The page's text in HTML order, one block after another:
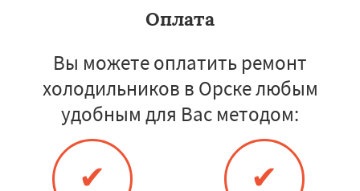
Оплата
Вы можете оплатить ремонт
холодильников в Орске любым
удобным для Вас методом:
✔ ✔